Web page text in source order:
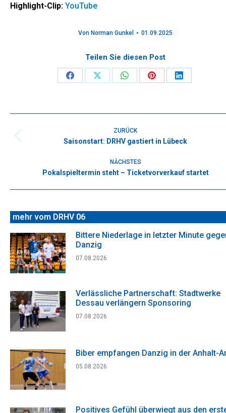
Highlight-Clip: YouTube
Von Norman Gunkel 01.09.2025
Teilen Sie diesen Post
Share
Facebook
Share
X
Share
WhatsApp
Share
Pinterest
Share
LinkedIn
ZURÜCK
Vorheriger
Saisonstart: DRHV gastiert in Lübeck
NÄCHSTES
Nächster
Pokalspieltermin steht – Ticketvorverkauf startet
mehr vom DRHV 06
Bittere Niederlage in letzter Minute
Danzig
07.08.2026
Verlässliche Partnerschaft: Stadtwerke
Dessau verlängern Sponsoring
07.08.2026
Biber empfangen Danzig in der Anhalt-
05.08.2026
Positives Gefühl überwiegt aus den